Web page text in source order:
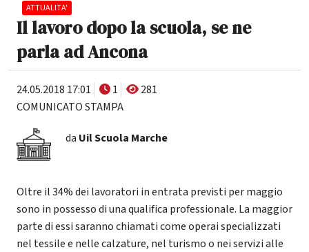
ATTUALITA'
Il lavoro dopo la scuola, se ne
parla ad Ancona
24.05.2018 17:01 1
281
COMUNICATO STAMPA
da Uil Scuola Marche
Oltre il 34% dei lavoratori in entrata previsti per maggio
sono in possesso di una qualifica professionale. La maggior
parte di essi saranno chiamati come operai specializzati
nel tessile e nelle calzature, nel turismo o nei servizi alle